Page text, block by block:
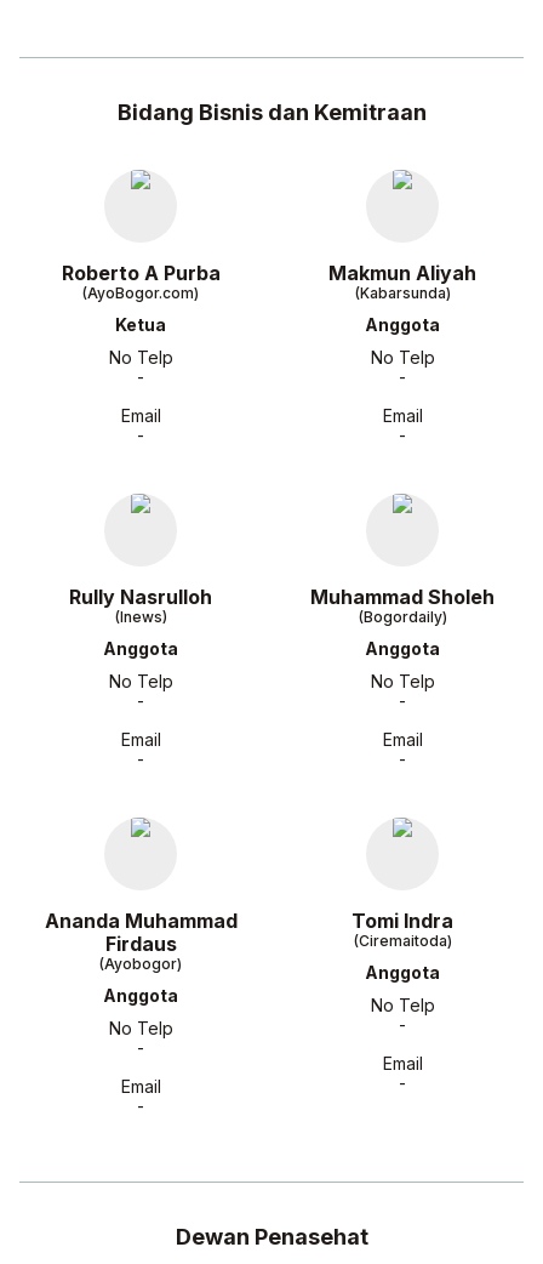
Bidang Bisnis dan Kemitraan
Roberto A Purba
(AyoBogor.com)
Ketua
No Telp
-
Email
-
Makmun Aliyah
(Kabarsunda)
Anggota
No Telp
-
Email
-
Rully Nasrulloh
(Inews)
Anggota
No Telp
-
Email
-
Muhammad Sholeh
(Bogordaily)
Anggota
No Telp
-
Email
-
Ananda Muhammad
Firdaus
(Ayobogor)
Anggota
No Telp
-
Email
-
Tomi Indra
(Ciremaitoda)
Anggota
No Telp
-
Email
-
Dewan Penasehat